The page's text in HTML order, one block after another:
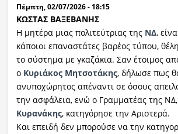
Εκπομπές
Πολιτισμός
Πέμπτη, 02/07/2026 - 18:15
ΚΩΣΤΑΣ ΒΑΞΕΒΑΝΗΣ
Η μητέρα μιας πολιτεύτριας της ΝΔ,
κάποιοι επαναστάτες βαρέος τύπου,
το σύστημα με γκαζάκια. Σαν έτοιμος
ο Κυριάκος Μητσοτάκης, δήλωσε πως
ανυποχώρητος απέναντι σε όσους
την ασφάλεια, ενώ ο Γραμματέας της ΝΔ,
Κυρανάκης, κατηγόρησε την Αριστερά.
Και επειδή δεν μπορούσε να την